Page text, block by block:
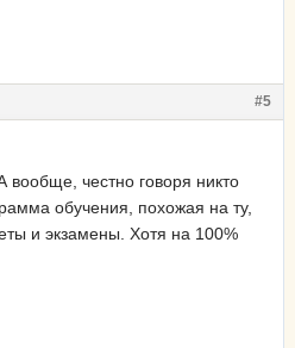
#5
честно говоря никто
обучения, похожая на ту,
и экзамены. Хотя на 100%